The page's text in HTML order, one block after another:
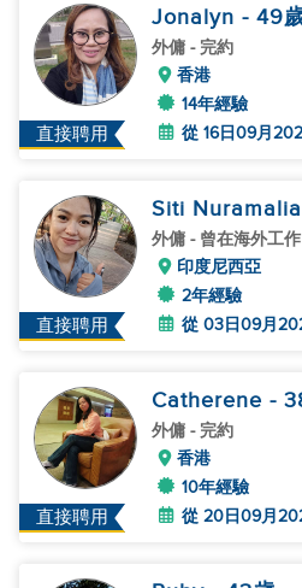
直接聘用
Jonalyn - 49
外傭 - 完約
香港
14年經驗
從 16日09月
直接聘用
Siti
外傭 - 曾在海外工作
印度尼西亞
2年經驗
從 03日09月
直接聘用
Catherene -
外傭 - 完約
香港
10年經驗
從 20日09月